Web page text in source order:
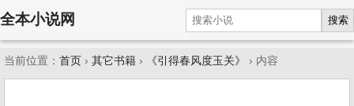
全本小说网 搜索
当前位置： 首页 › 其它书籍 › 《引得春风度玉关》 › 内容